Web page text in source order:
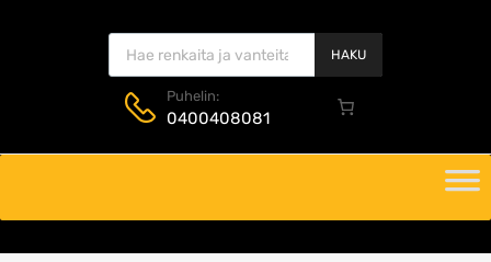
Products search
HAKU
Puhelin:
0400408081
content